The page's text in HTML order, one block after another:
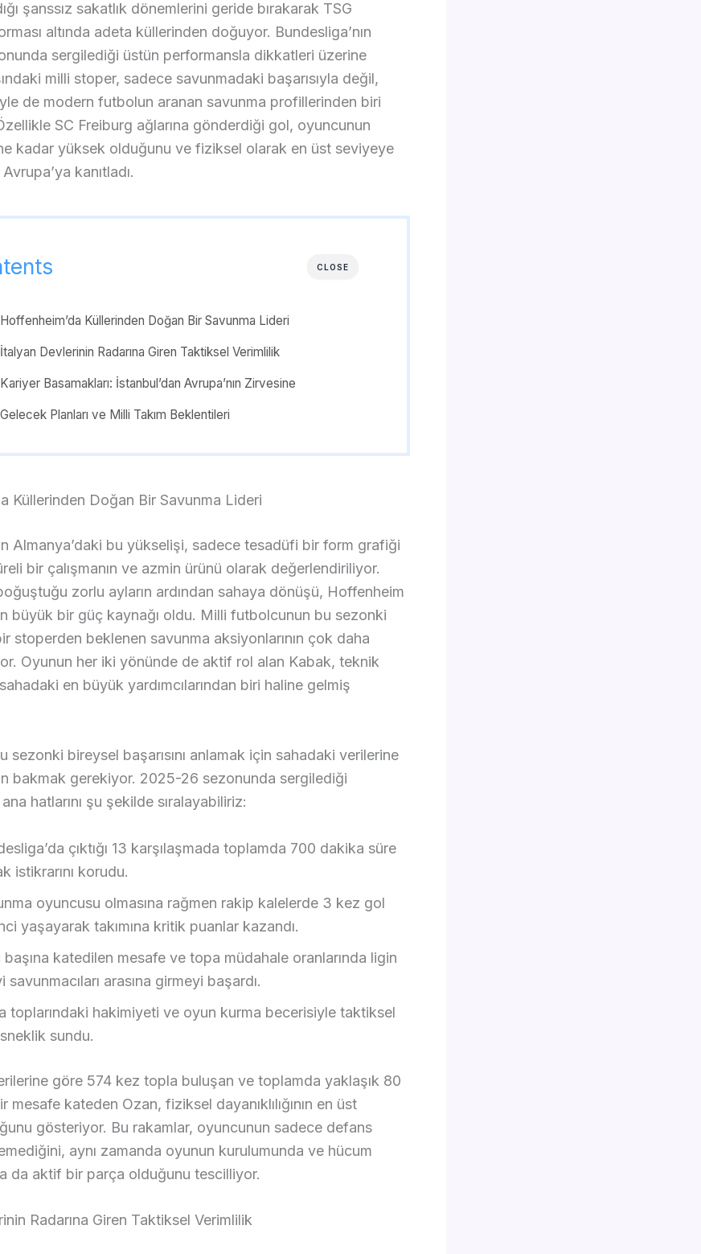
şanssız sakatlık dönemlerini geride bırakarak TSG
altında adeta küllerinden doğuyor. Bundesliga’nın
sergilediği üstün performansla dikkatleri üzerine
milli stoper, sadece savunmadaki başarısıyla değil,
de modern futbolun aranan savunma profillerinden biri
SC Freiburg ağlarına gönderdiği gol, oyuncunun
kadar yüksek olduğunu ve fiziksel olarak en üst seviyeye
Avrupa’ya kanıtladı.
CLOSE
Hoffenheim’da Küllerinden Doğan Bir Savunma Lideri
İtalyan Devlerinin Radarına Giren Taktiksel Verimlilik
Kariyer Basamakları: İstanbul’dan Avrupa’nın Zirvesine
Gelecek Planları ve Milli Takım Beklentileri
Küllerinden Doğan Bir Savunma Lideri
Almanya’daki bu yükselişi, sadece tesadüfi bir form grafiği
bir çalışmanın ve azmin ürünü olarak değerlendiriliyor.
zorlu ayların ardından sahaya dönüşü, Hoffenheim
büyük bir güç kaynağı oldu. Milli futbolcunun bu sezonki
stoperden beklenen savunma aksiyonlarının çok daha
Oyunun her iki yönünde de aktif rol alan Kabak, teknik
en büyük yardımcılarından biri haline gelmiş
sezonki bireysel başarısını anlamak için sahadaki verilerine
bakmak gerekiyor. 2025-26 sezonunda sergilediği
hatlarını şu şekilde sıralayabiliriz:
çıktığı 13 karşılaşmada toplamda 700 dakika süre
istikrarını korudu.
oyuncusu olmasına rağmen rakip kalelerde 3 kez gol
yaşayarak takımına kritik puanlar kazandı.
başına katedilen mesafe ve topa müdahale oranlarında ligin
savunmacıları arasına girmeyi başardı.
toplarındaki hakimiyeti ve oyun kurma becerisiyle taktiksel
sundu.
göre 574 kez topla buluşan ve toplamda yaklaşık 80
mesafe kateden Ozan, fiziksel dayanıklılığının en üst
gösteriyor. Bu rakamlar, oyuncunun sadece defans
aynı zamanda oyunun kurulumunda ve hücum
da aktif bir parça olduğunu tescilliyor.
Radarına Giren Taktiksel Verimlilik